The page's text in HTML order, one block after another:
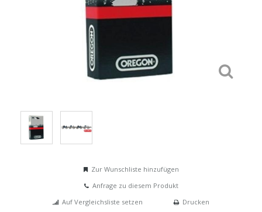
Zur Wunschliste hinzufügen
Anfrage zu diesem Produkt
Auf Vergleichsliste setzen
Drucken